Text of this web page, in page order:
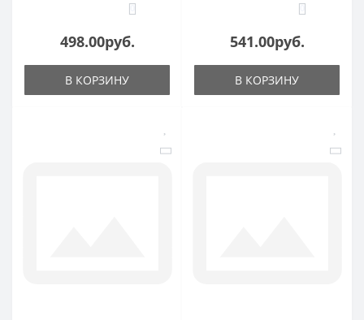
0
498.00руб.
В КОРЗИНУ
0
541.00руб.
В КОРЗИНУ